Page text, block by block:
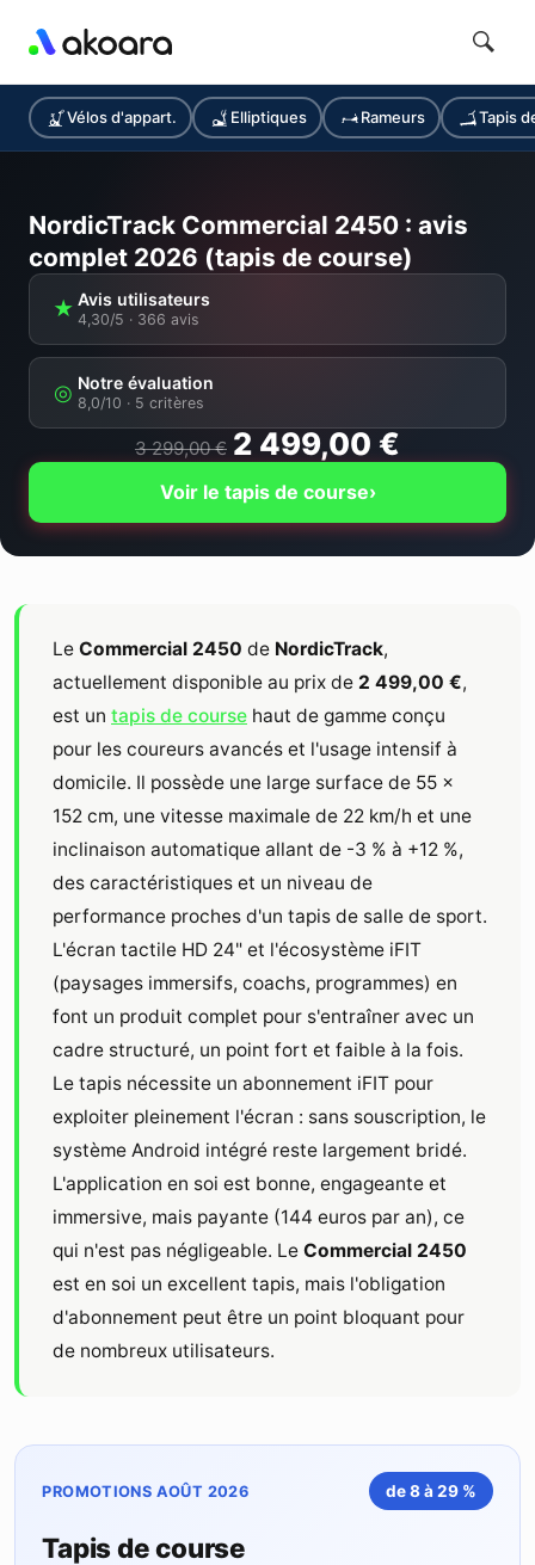
Vélos d'appart. Elliptiques Rameurs Tapis
NordicTrack Commercial 2450 : avis
complet 2026 (tapis de course)
★ Avis utilisateurs
4,30/5 · 366 avis
◎ Notre évaluation
8,0/10 · 5 critères
3 299,00 € 2 499,00 €
Voir le tapis de course›
Le Commercial 2450 de NordicTrack,
actuellement disponible au prix de 2 499,00 €,
est un tapis de course haut de gamme conçu
pour les coureurs avancés et l'usage intensif à
domicile. Il possède une large surface de 55 ×
152 cm, une vitesse maximale de 22 km/h et une
inclinaison automatique allant de -3 % à +12 %,
des caractéristiques et un niveau de
performance proches d'un tapis de salle de sport.
L'écran tactile HD 24" et l'écosystème iFIT
(paysages immersifs, coachs, programmes) en
font un produit complet pour s'entraîner avec un
cadre structuré, un point fort et faible à la fois.
Le tapis nécessite un abonnement iFIT pour
exploiter pleinement l'écran : sans souscription, le
système Android intégré reste largement bridé.
L'application en soi est bonne, engageante et
immersive, mais payante (144 euros par an), ce
qui n'est pas négligeable. Le Commercial 2450
est en soi un excellent tapis, mais l'obligation
d'abonnement peut être un point bloquant pour
de nombreux utilisateurs.
PROMOTIONS AOÛT 2026 de 8 à 29 %
Tapis de course